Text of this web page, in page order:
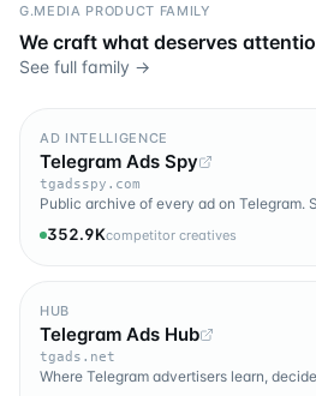
G.MEDIA PRODUCT FAMILY
We craft what deserves
See full family →
AD INTELLIGENCE
Telegram Ads Spy
tgadsspy.com
Public archive of every ad on Telegram.
352.9Kcompetitor creatives
HUB
Telegram Ads Hub
tgads.net
Where Telegram advertisers learn,